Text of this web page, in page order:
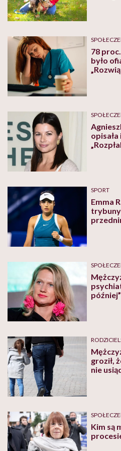
78
było
SPORT
Emma
trybuny
groził,
nie
Kim są